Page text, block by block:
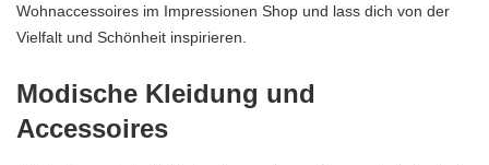
Wohnaccessoires im Impressionen Shop und lass dich von der
Vielfalt und Schönheit inspirieren.
Modische Kleidung und
Accessoires